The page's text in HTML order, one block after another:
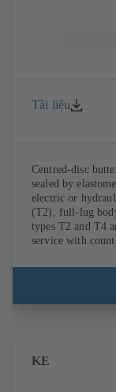
Tài liệu
Centred-disc
sealed by
electric or
(T2), full-lug
types T2 and T4
service with
KE